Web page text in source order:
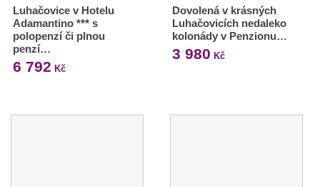
Luhačovice v Hotelu
Adamantino *** s
polopenzí či plnou
penzí…
6 792 Kč
Dovolená v krásných
Luhačovicích nedaleko
kolonády v Penzionu…
3 980 Kč